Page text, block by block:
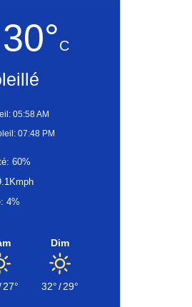
30°C
05:58 AM
07:48 PM
60%
4%
27°
Dim
32°/29°